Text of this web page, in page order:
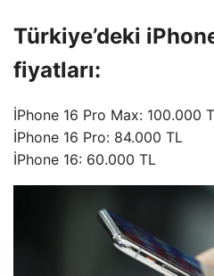
Türkiye’deki
fiyatları:
İPhone 16 Pro Max: 100.000
İPhone 16 Pro: 84.000 TL
İPhone 16: 60.000 TL